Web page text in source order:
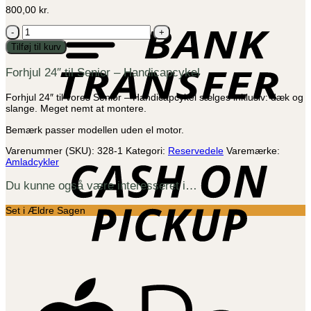
800,00 kr.
Forhjul
24"
til
-
Handicapcykel
antal
Tilføj til kurv
Forhjul 24″ til Senior – Handicapcykel
Forhjul 24″ til vores Senior – Handicapcykel sælges inklusiv: dæk og
slange. Meget nemt at montere.
Bemærk passer modellen uden el motor.
Varenummer (SKU): 328-1 Kategori: Reservedele Varemærke:
Amladcykler
Du kunne også være interesseret i…
Set i Ældre Sagen